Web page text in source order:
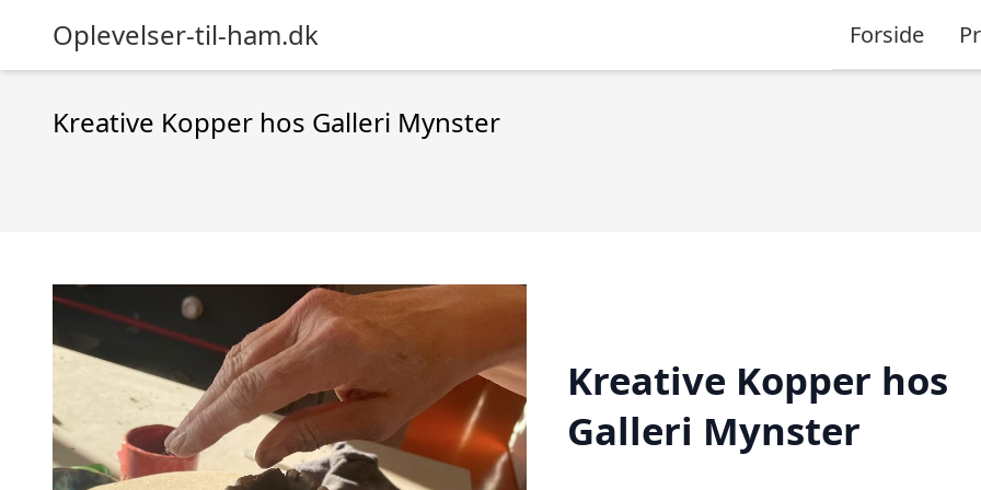
Oplevelser-til-ham.dk Forside
Kreative Kopper hos Galleri Mynster
Kreative Kopper hos
Galleri Mynster